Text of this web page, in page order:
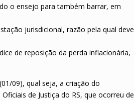
o ensejo para também barrar, em
jurisdicional, razão pela qual deve
de reposição da perda inflacionária,
09), qual seja, a criação do
de Justiça do RS, que ocorreu de